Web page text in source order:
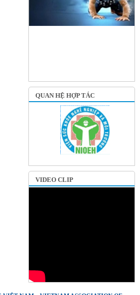
QUAN HỆ HỢP TÁC
VIDEO CLIP